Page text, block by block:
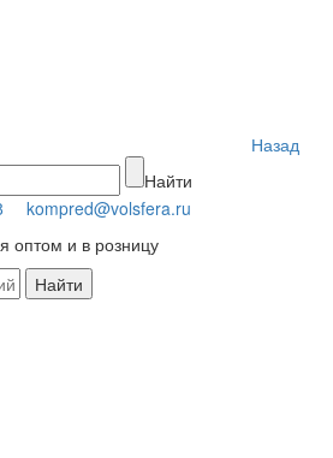
Назад
Найти
kompred@volsfera.ru
оптом и в розницу